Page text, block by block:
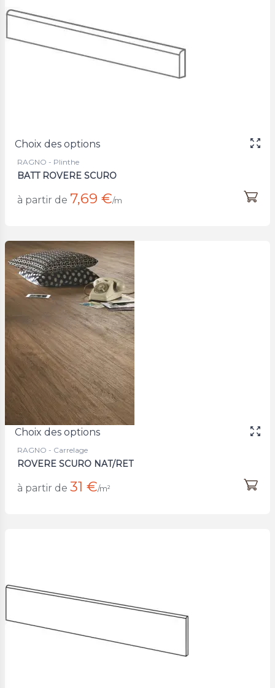
Choix des options
RAGNO - Plinthe
BATT ROVERE SCURO
à partir de 7,69 €/m
Choix des options
RAGNO - Carrelage
ROVERE SCURO NAT/RET
à partir de 31 €/m²